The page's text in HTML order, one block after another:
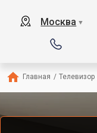
Москва ▼
Главная / Телевизор